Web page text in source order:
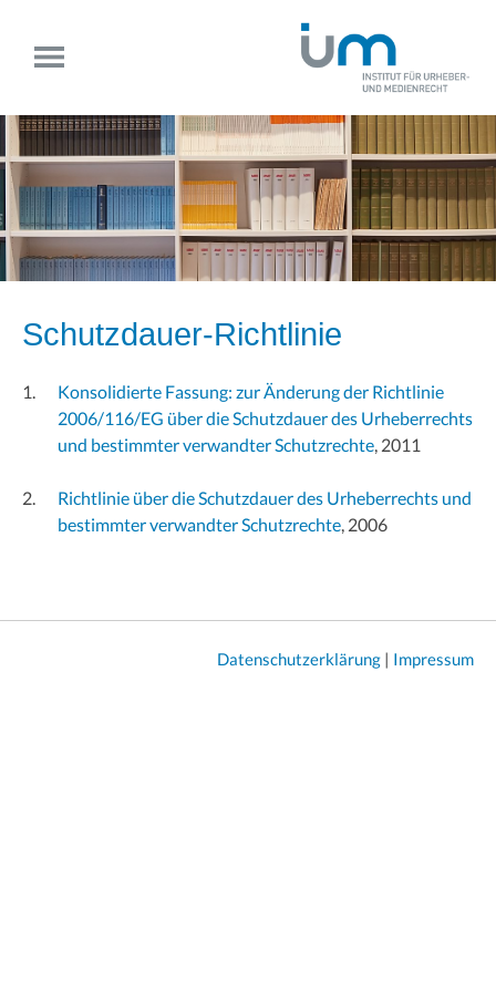
Schutzdauer-Richtlinie
Konsolidierte Fassung: zur Änderung der Richtlinie
2006/116/EG über die Schutzdauer des Urheberrechts
und bestimmter verwandter Schutzrechte, 2011
Richtlinie über die Schutzdauer des Urheberrechts und
bestimmter verwandter Schutzrechte, 2006
Datenschutzerklärung | Impressum